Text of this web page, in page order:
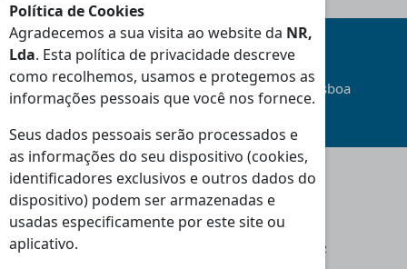
Política de Cookies
Agradecemos a sua visita ao website da NR,
Lda. Esta política de privacidade descreve
como recolhemos, usamos e protegemos as
informações pessoais que você nos fornece.
Seus dados pessoais serão processados e
as informações do seu dispositivo (cookies,
identificadores exclusivos e outros dados do
dispositivo) podem ser armazenadas e
usadas especificamente por este site ou
aplicativo.
Transporte Gratuito na área da Grande Lisboa
(Consulte Condições )
Moradas
Loja Massamá:
Rua Indústrias 46-48 Massamá 2745-838 Queluz